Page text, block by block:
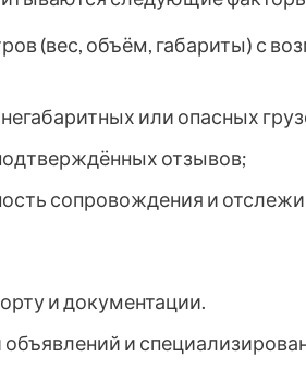
(вес, объём, габариты) с
или опасных
отзывов;
сопровождения и
и документации.
и